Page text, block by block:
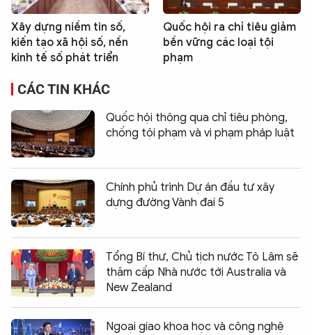
Xây dựng niềm tin số,
kiến tạo xã hội số, nền
kinh tế số phát triển
Quốc hội ra chỉ tiêu giảm
bền vững các loại tội
phạm
CÁC TIN KHÁC
Quốc hội thông qua chỉ tiêu phòng,
chống tội phạm và vi phạm pháp luật
Chính phủ trình Dự án đầu tư xây
dựng đường Vành đai 5
Tổng Bí thư, Chủ tịch nước Tô Lâm sẽ
thăm cấp Nhà nước tới Australia và
New Zealand
Ngoại giao khoa học và công nghệ